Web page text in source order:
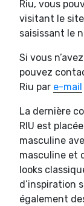
Riu, vous
visitant le
saisissant le
Si vous
pouvez
Riu par e-mail
La dernière
RIU est
masculine
masculine et
looks
d’inspiration
également